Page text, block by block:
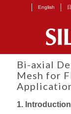
English
Bi-axial
Mesh for
1. Introduction